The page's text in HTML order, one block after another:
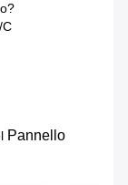
C
Pannello